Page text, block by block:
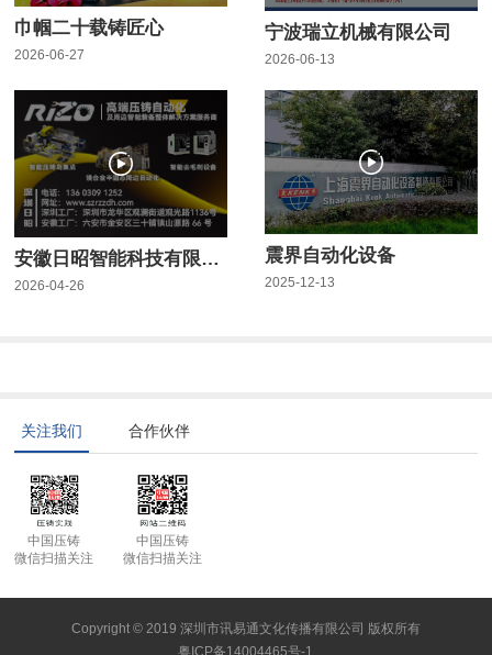
巾帼二十载铸匠心
2026-06-27
宁波瑞立机械有限公司
2026-06-13
安徽日昭智能科技有限公司
2026-04-26
震界自动化设备
2025-12-13
关注我们 合作伙伴
中国压铸
微信扫描关注
中国压铸
微信扫描关注
Copyright © 2019 深圳市讯易通文化传播有限公司 版权所有
粤ICP备14004465号-1